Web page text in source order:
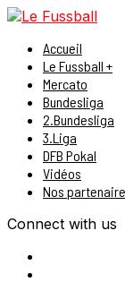
Accueil
Le Fussball +
Mercato
Bundesliga
2.Bundesliga
3.Liga
DFB Pokal
Vidéos
Nos
Connect with us